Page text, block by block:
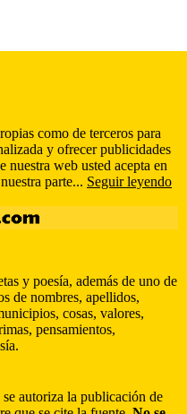
como de terceros para
y ofrecer publicidades
nuestra web usted acepta en
parte... Seguir leyendo
y poesía, además de uno de
de nombres, apellidos,
cosas, valores,
pensamientos,
autoriza la publicación de